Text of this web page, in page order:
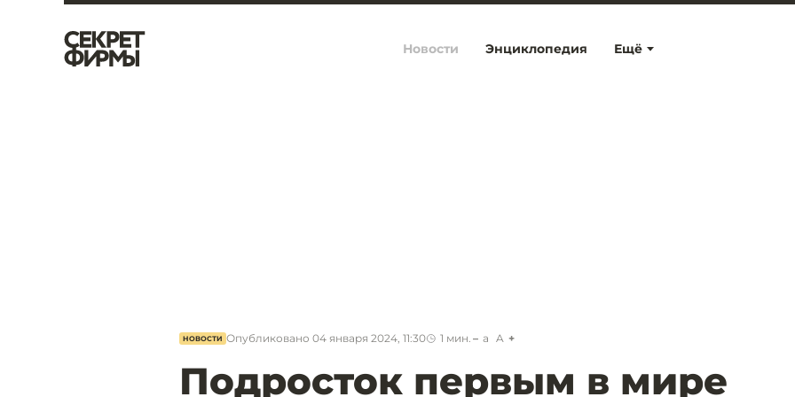
Ещё
Новости Энциклопедия
НОВОСТИ Опубликовано 04 января 2024, 11:30 1 мин. a A
Подросток первым в мире